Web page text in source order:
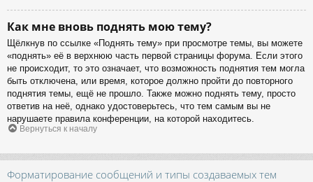
Как мне вновь поднять мою тему?
Щёлкнув по ссылке «Поднять тему» при просмотре темы, вы можете
«поднять» её в верхнюю часть первой страницы форума. Если этого
не происходит, то это означает, что возможность поднятия тем могла
быть отключена, или время, которое должно пройти до повторного
поднятия темы, ещё не прошло. Также можно поднять тему, просто
ответив на неё, однако удостоверьтесь, что тем самым вы не
нарушаете правила конференции, на которой находитесь.
Вернуться к началу
Форматирование сообщений и типы создаваемых тем